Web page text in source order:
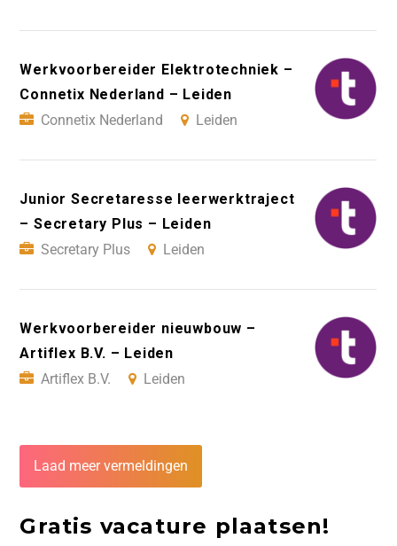
Werkvoorbereider Elektrotechniek –
Connetix Nederland – Leiden
Connetix Nederland
Leiden
Junior Secretaresse leerwerktraject
– Secretary Plus – Leiden
Secretary Plus
Leiden
Werkvoorbereider nieuwbouw –
Artiflex B.V. – Leiden
Artiflex B.V.
Leiden
Laad meer vermeldingen
Gratis vacature plaatsen!